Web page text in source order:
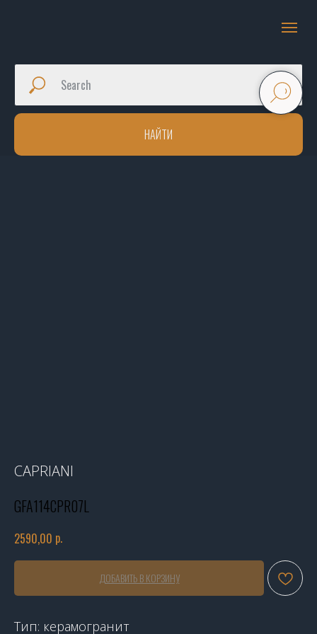
НАЙТИ
CAPRIANI
GFA114CPR07L
2590,00 р.
ДОБАВИТЬ В КОРЗИНУ
Тип: керамогранит